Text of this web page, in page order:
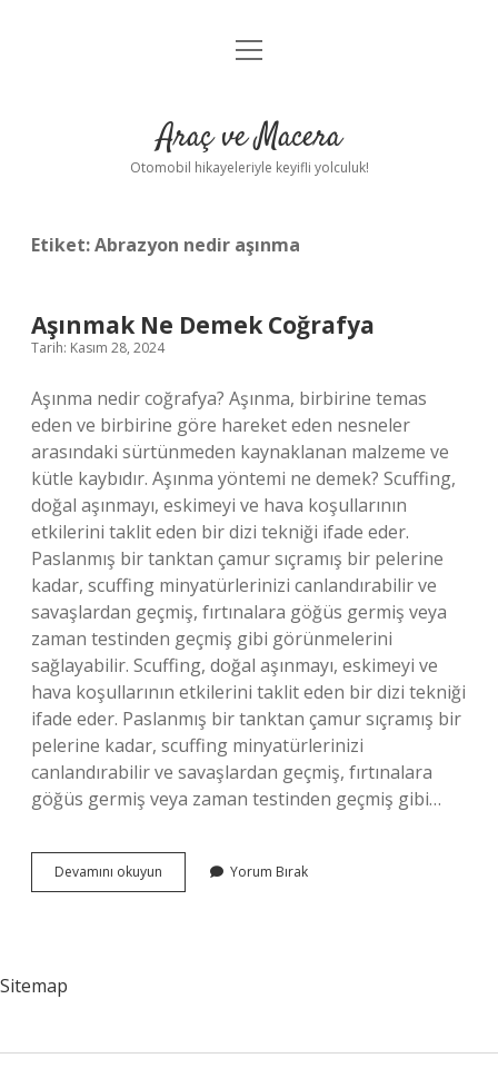
Anasayfa
Yasal Uyarı
menüyü
Araç ve Macera
Otomobil hikayeleriyle keyifli yolculuk!
Etiket:Abrazyon nedir aşınma
Aşınmak Ne Demek Coğrafya
Tarih: Kasım 28, 2024
Aşınma nedir coğrafya? Aşınma, birbirine temas
eden ve birbirine göre hareket eden nesneler
arasındaki sürtünmeden kaynaklanan malzeme ve
kütle kaybıdır. Aşınma yöntemi ne demek? Scuffing,
doğal aşınmayı, eskimeyi ve hava koşullarının
etkilerini taklit eden bir dizi tekniği ifade eder.
Paslanmış bir tanktan çamur sıçramış bir pelerine
kadar, scuffing minyatürlerinizi canlandırabilir ve
savaşlardan geçmiş, fırtınalara göğüs germiş veya
zaman testinden geçmiş gibi görünmelerini
sağlayabilir. Scuffing, doğal aşınmayı, eskimeyi ve
hava koşullarının etkilerini taklit eden bir dizi tekniği
ifade eder. Paslanmış bir tanktan çamur sıçramış bir
pelerine kadar, scuffing minyatürlerinizi
canlandırabilir ve savaşlardan geçmiş, fırtınalara
göğüs germiş veya zaman testinden geçmiş gibi…
Devamını okuyun Aşınmak
Ne
Yorum Bırak
Sitemap